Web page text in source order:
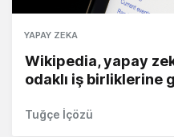
YAPAY ZEKA
Wikipedia, yapay
odaklı iş birliklerine
Tuğçe İçözü